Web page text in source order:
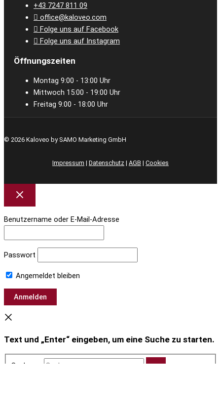
+43 7247 811 09
office@kaloveo.com
Folge uns auf Facebook
Folge uns auf Instagram
Öffnungszeiten
Montag 9:00 - 13:00 Uhr
Mittwoch 15:00 - 19:00 Uhr
Freitag 9:00 - 18:00 Uhr
© 2026 Kaloveo by SAMO Marketing GmbH
Impressum | Datenschutz | AGB | Cookies
Benutzername oder E-Mail-Adresse
Passwort
Angemeldet bleiben
Text und „Enter“ eingeben, um eine Suche zu starten.
Suchen …